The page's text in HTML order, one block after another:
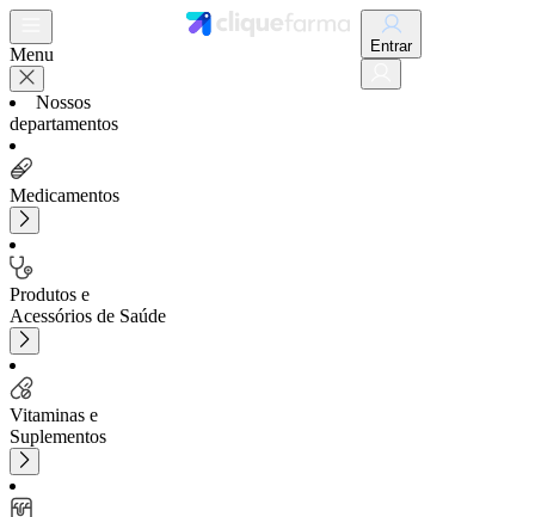
Menu
Nossos
departamentos
Medicamentos
Produtos e
Acessórios de Saúde
Vitaminas e
Suplementos
Entrar